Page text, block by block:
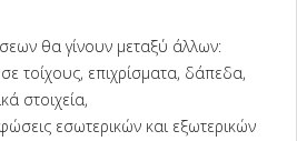
θα γίνουν μεταξύ άλλων:
τοίχους, επιχρίσματα, δάπεδα,
στοιχεία,
εσωτερικών και εξωτερικών